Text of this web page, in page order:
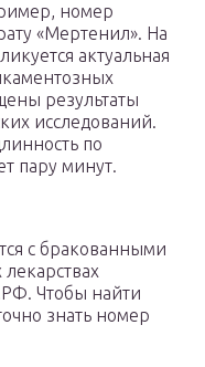
номер
«Мертенил». На
актуальная
результаты
исследований.
по
пару минут.
с бракованными
Чтобы найти
знать номер